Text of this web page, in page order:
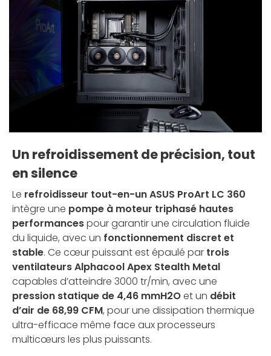
Un refroidissement de précision, tout
en silence
Le refroidisseur tout-en-un ASUS ProArt LC 360
intègre une pompe à moteur triphasé hautes
performancespour garantir une circulation fluide
du liquide, avec un fonctionnement discret et
stable. Ce cœur puissant est épaulé par trois
ventilateurs Alphacool Apex Stealth Metal
capables d’atteindre 3000 tr/min, avec une
pression statique de 4,46 mmH2Oet un débit
d’air de 68,99 CFM, pour une dissipation thermique
ultra-efficace même face aux processeurs
multicœurs les plus puissants.